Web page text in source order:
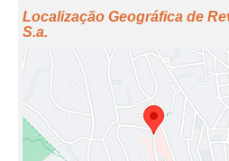
Localização Geográfica de
S.a.